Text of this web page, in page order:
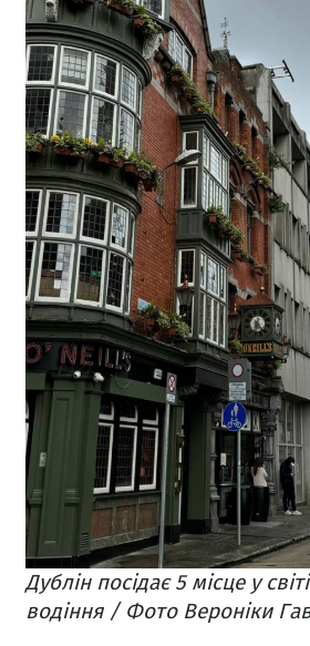
Дублін посідає 5 місце у
водіння / Фото Вероніки